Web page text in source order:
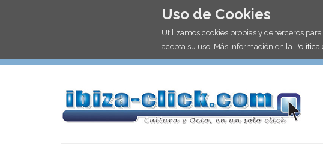
Uso de Cookies
Utilizamos cookies propias y de terceros
acepta su uso. Más información en la Política